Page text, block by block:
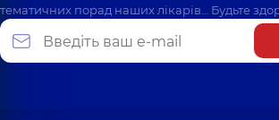
тематичних порад наших лікарів… Будьте